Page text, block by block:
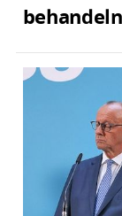
behandeln